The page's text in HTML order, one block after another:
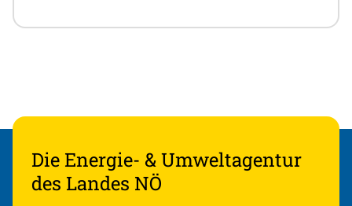
Die Energie- & Umweltagentur
des Landes NÖ